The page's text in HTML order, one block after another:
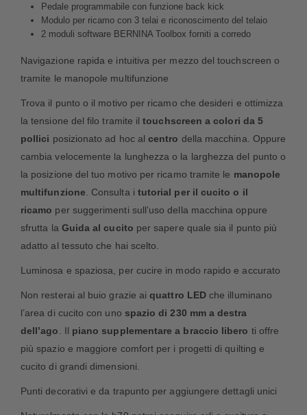
Pedale programmabile con funzione back kick
Modulo per ricamo con 3 telai e riconoscimento del telaio
2 moduli software BERNINA Toolbox forniti a corredo
Navigazione rapida e intuitiva per mezzo del touchscreen o
tramite le manopole multifunzione
Trova il punto o il motivo per ricamo che desideri e ottimizza
la tensione del filo tramite iltouchscreen a colori da 5
pollici posizionato ad hoc alcentro della macchina. Oppure
cambia velocemente la lunghezza o la larghezza del punto o
la posizione del tuo motivo per ricamo tramite le manopole
multifunzione . Consulta i tutorial per il cucito o il
ricamo per suggerimenti sull’uso della macchina oppure
sfrutta la Guida al cucito per sapere quale sia il punto più
adatto al tessuto che hai scelto.
Luminosa e spaziosa, per cucire in modo rapido e accurato
Non resterai al buio grazie aiquattro LEDche illuminano
l’area di cucito con uno spazio di 230 mm a destra
dell’ago . Il piano supplementare a braccio libero ti offre
più spazio e maggiore comfort per i progetti di quilting e
cucito di grandi dimensioni.
Punti decorativi e da trapunto per aggiungere dettagli unici